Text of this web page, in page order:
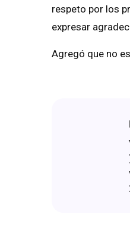
respeto por los
expresar
Agregó que no